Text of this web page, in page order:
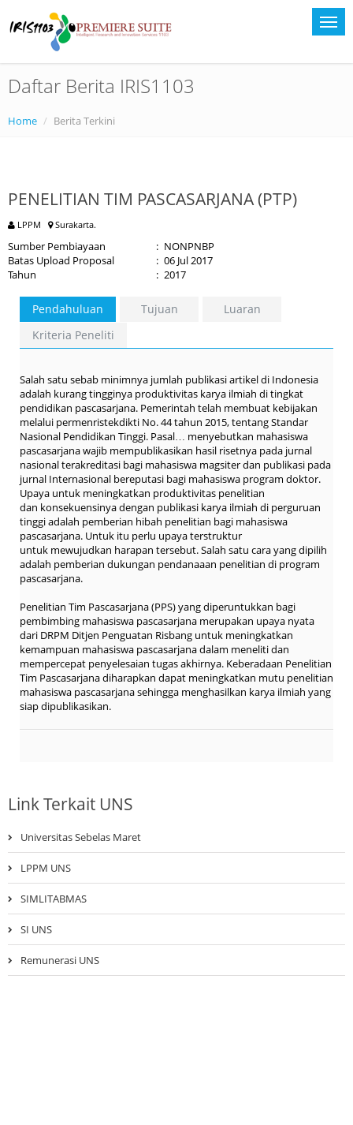
Daftar Berita IRIS1103
Home Berita Terkini
PENELITIAN TIM PASCASARJANA (PTP)
LPPM Surakarta.
Sumber Pembiayaan : NONPNBP
Batas Upload Proposal
: 06 Jul 2017
Tahun
: 2017
Pendahuluan Tujuan
Luaran
Kriteria Peneliti
Salah satu sebab minimnya jumlah publikasi artikel di Indonesia
adalah kurang tingginya produktivitas karya ilmiah di tingkat
pendidikan pascasarjana. Pemerintah telah membuat kebijakan
melalui permenristekdikti No. 44 tahun 2015, tentang Standar
Nasional Pendidikan Tinggi. Pasal… menyebutkan mahasiswa
pascasarjana wajib mempublikasikan hasil risetnya pada jurnal
nasional terakreditasi bagi mahasiswa magsiter dan publikasi pada
jurnal Internasional bereputasi bagi mahasiswa program doktor.
Upaya untuk meningkatkan produktivitas penelitian
dan konsekuensinya dengan publikasi karya ilmiah di perguruan
tinggi adalah pemberian hibah penelitian bagi mahasiswa
pascasarjana. Untuk itu perlu upaya terstruktur
untuk mewujudkan harapan tersebut. Salah satu cara yang dipilih
adalah pemberian dukungan pendanaaan penelitian di program
pascasarjana.
Penelitian Tim Pascasarjana (PPS) yang diperuntukkan bagi
pembimbing mahasiswa pascasarjana merupakan upaya nyata
dari DRPM Ditjen Penguatan Risbang untuk meningkatkan
kemampuan mahasiswa pascasarjana dalam meneliti dan
mempercepat penyelesaian tugas akhirnya. Keberadaan Penelitian
Tim Pascasarjana diharapkan dapat meningkatkan mutu penelitian
mahasiswa pascasarjana sehingga menghasilkan karya ilmiah yang
siap dipublikasikan.
Link Terkait UNS
Universitas Sebelas Maret
LPPM UNS
SIMLITABMAS
SI UNS
Remunerasi UNS